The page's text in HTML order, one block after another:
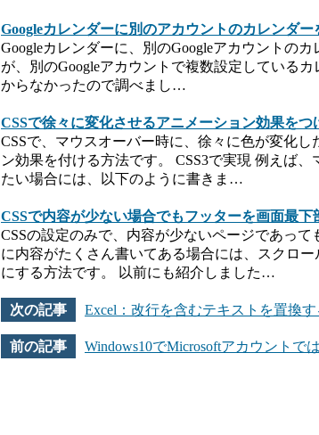
Googleカレンダーに別のアカウントのカレンダー
Googleカレンダーに、別のGoogleアカウントの
が、別のGoogleアカウントで複数設定している
からなかったので調べまし…
CSSで徐々に変化させるアニメーション効果をつ
CSSで、マウスオーバー時に、徐々に色が変化
ン効果を付ける方法です。 CSS3で実現 例えば
たい場合には、以下のように書きま…
CSSで内容が少ない場合でもフッターを画面最下
CSSの設定のみで、内容が少ないページであっ
に内容がたくさん書いてある場合には、スクロ
にする方法です。 以前にも紹介しました…
Excel：改行を含むテキストを置換す
Windows10でMicrosoftアカウントで